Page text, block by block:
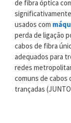
de fibra óptica
usados ​​com
perda de ligação
cabos de fibra
adequados para
redes
comuns de
trançadas